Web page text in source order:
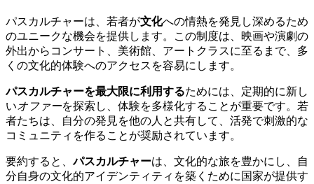
パスカルチャーは、若者が文化への情熱を発見し深めるため
のユニークな機会を提供します。この制度は、映画や演劇の
外出からコンサート、美術館、アートクラスに至るまで、多
くの文化的体験へのアクセスを容易にします。
パスカルチャーを最大限に利用するためには、定期的に新し
いオファーを探索し、体験を多様化することが重要です。若
者たちは、自分の発見を他の人と共有して、活発で刺激的な
コミュニティを作ることが奨励されています。
要約すると、パスカルチャーは、文化的な旅を豊かにし、自
分自身の文化的アイデンティティを築くために国家が提供す